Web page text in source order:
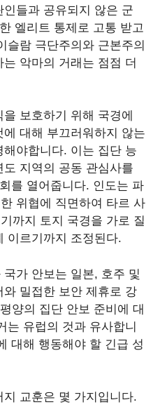
들과 공유되지 않은 군
엘리트 통제로 고통 받고
슬람 극단주의와 근본주의
악마의 거래는 점점 더
보호하기 위해 국경에
대해 부끄러워하지 않는
야합니다. 이는 집단 능
지역의 공동 관심사를
를 열어줍니다. 인도는 파
위협에 직면하여 타르 사
까지 토지 국경을 가로 질
이르기까지 조정된다.
가 안보는 일본, 호주 및
밀접한 보안 제휴로 강
양의 집단 안보 준비에 대
는 유럽의 것과 유사합니
대해 행동해야 할 긴급 성
교훈은 몇 가지입니다.